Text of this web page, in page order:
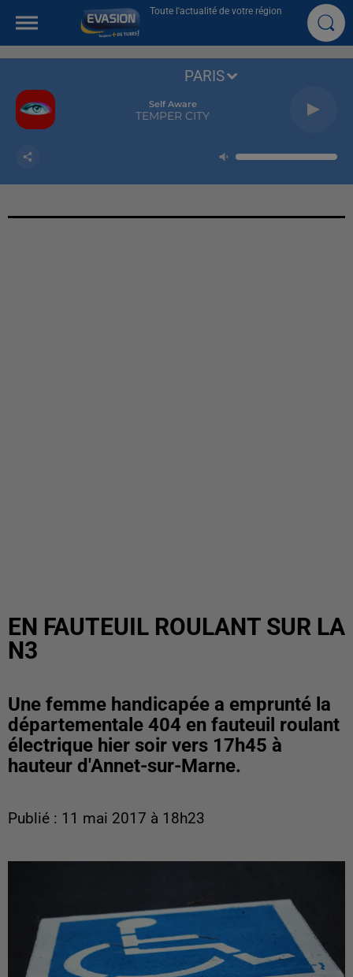
Toute l'actualité de votre région
Self Aware
TEMPER CITY
PARIS
EN FAUTEUIL ROULANT SUR LA
N3
Une femme handicapée a emprunté la
départementale 404 en fauteuil roulant
électrique hier soir vers 17h45 à
hauteur d'Annet-sur-Marne.
Publié : 11 mai 2017 à 18h23